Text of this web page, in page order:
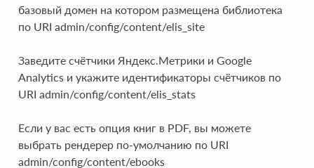
базовый домен на котором размещена библиотека
по URI admin/config/content/elis_site
Заведите счётчики Яндекс.Метрики и Google
Analytics и укажите идентификаторы счётчиков по
URI admin/config/content/elis_stats
Если у вас есть опция книг в PDF, вы можете
выбрать рендерер по-умолчанию по URI
admin/config/content/ebooks